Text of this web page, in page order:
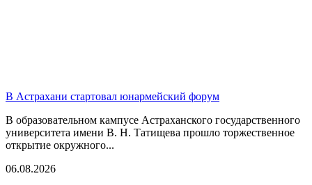
В Астрахани стартовал юнармейский форум
В образовательном кампусе Астраханского государственного
университета имени В. Н. Татищева прошло торжественное
открытие окружного...
06.08.2026